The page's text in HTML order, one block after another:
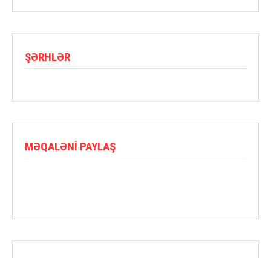
ŞƏRHLƏR
MƏQALƏNI PAYLAŞ